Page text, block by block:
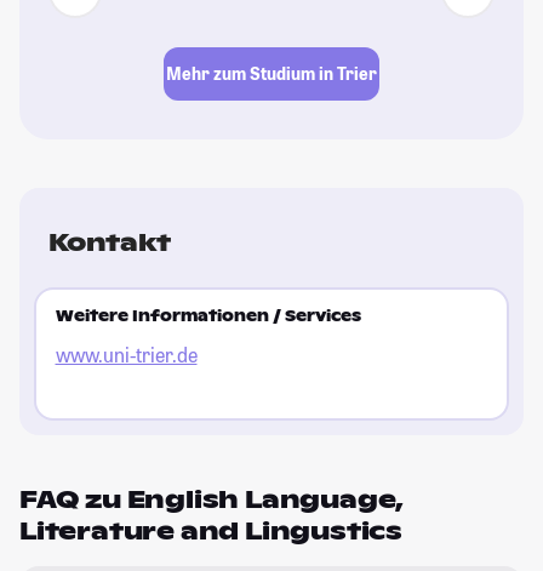
Mehr zum Studium in Trier
Kontakt
Weitere Informationen / Services
www.uni-trier.de
FAQ zu English Language,
Literature and Lingustics